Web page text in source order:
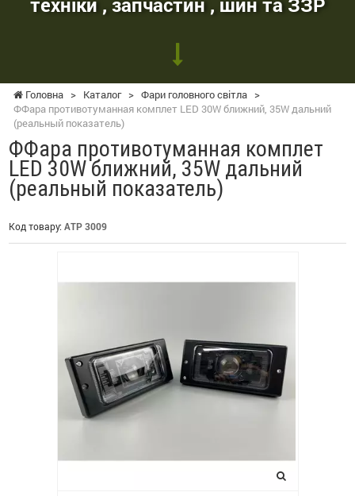
Головна > Каталог > Фари головного світла >
ФФара противотуманная комплет LED 30W ближний, 35W дальний
(реальный показатель)
ФФара противотуманная комплет
LED 30W ближний, 35W дальний
(реальный показатель)
Код товару: ATP 3009